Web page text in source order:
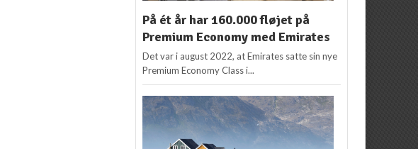
På ét år har 160.000 fløjet på
Premium Economy med Emirates
Det var i august 2022, at Emirates satte sin nye
Premium Economy Class i...